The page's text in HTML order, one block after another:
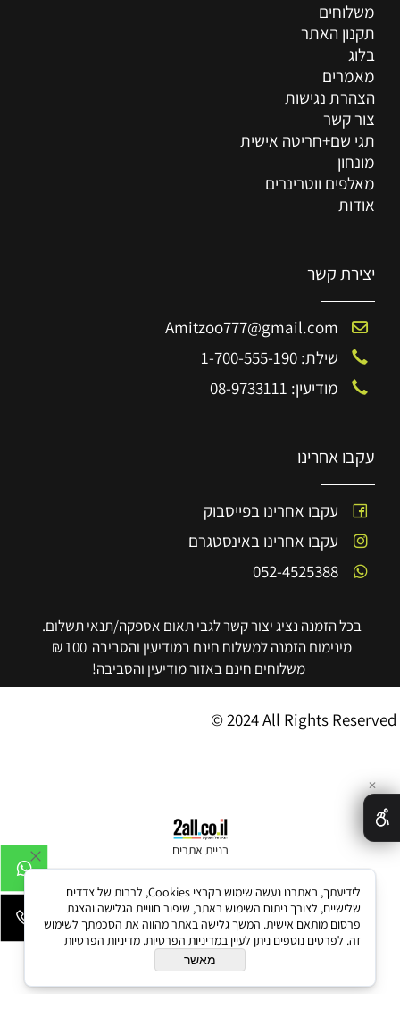
משלוחים
תקנון האתר
בלוג
מאמרים
הצהרת נגישות
צור קשר
תגי שם+חריטה אישית
מונחון
מאלפים ווטרינרים
אודות
יצירת קשר
Amitzoo777@gmail.com
שילת: 1-700-555-190
מודיעין: 08-9733111
עקבו אחרינו
עקבו אחרינו בפייסבוק
עקבו אחרינו באינסטגרם
052-4525388
בכל הזמנה נציג יצור קשר לגבי תאום אספקה/תנאי תשלום.
מינימום הזמנה למשלוח חינם במודיעין והסביבה 100 ₪
משלוחים חינם באזור מודיעין והסביבה!
© 2024 All Rights Reserved
בניית אתרים
✕
לידיעתך, באתרנו נעשה שימוש בקבצי Cookies, לרבות של צדדים
שלישיים, לצורך ניתוח השימוש באתר, שיפור חוויית הגלישה והצגת
פרסום מותאם אישית. המשך גלישה באתר מהווה את הסכמתך לשימוש
זה. לפרטים נוספים ניתן לעיין במדיניות הפרטיות. מדיניות הפרטיות
מאשר